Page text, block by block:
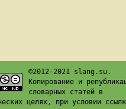
©2012-2021 slang.su.
Копирование и
словарных статей в
целях, при условии